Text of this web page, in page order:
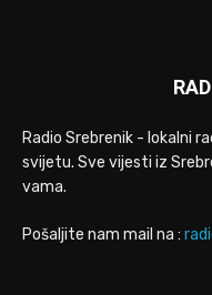
Radio Srebrenik - lokalni
svijetu. Sve vijesti iz
vama.
Pošaljite nam mail na :